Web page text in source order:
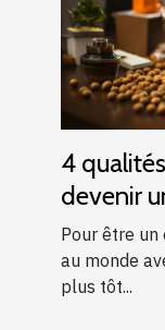
4
devenir
Pour être un
au monde
plus tôt...